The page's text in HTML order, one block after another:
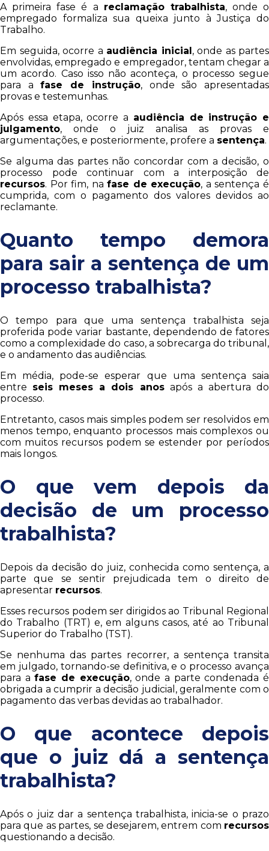
A primeira fase é a reclamação trabalhista, onde o
empregado formaliza sua queixa junto à Justiça do
Trabalho.
Em seguida, ocorre a audiência inicial, onde as partes
envolvidas, empregado e empregador, tentam chegar a
um acordo. Caso isso não aconteça, o processo segue
para afase de instrução, onde são apresentadas
provas e testemunhas.
Após essa etapa, ocorre a audiência de instrução e
julgamento, onde o juiz analisa as provas e
argumentações, e posteriormente, profere a sentença.
Se alguma das partes não concordar com a decisão, o
processo pode continuar com a interposição de
recursos. Por fim, nafase de execução, a sentença é
cumprida, com o pagamento dos valores devidos ao
reclamante.
Quanto tempo demora
para sair a sentença de um
processo trabalhista?
O tempo para que uma sentença trabalhista seja
proferida pode variar bastante, dependendo de fatores
como a complexidade do caso, a sobrecarga do tribunal,
e o andamento das audiências.
Em média, pode-se esperar que uma sentença saia
entre seis meses a dois anosapós a abertura do
processo.
Entretanto, casos mais simples podem ser resolvidos em
menos tempo, enquanto processos mais complexos ou
com muitos recursos podem se estender por períodos
mais longos.
O que vem depois da
decisão de um processo
trabalhista?
Depois da decisão do juiz, conhecida como sentença, a
parte que se sentir prejudicada tem o direito de
apresentar recursos.
Esses recursos podem ser dirigidos ao Tribunal Regional
do Trabalho (TRT) e, em alguns casos, até ao Tribunal
Superior do Trabalho (TST).
Se nenhuma das partes recorrer, a sentença transita
em julgado, tornando-se definitiva, e o processo avança
para afase de execução, onde a parte condenada é
obrigada a cumprir a decisão judicial, geralmente com o
pagamento das verbas devidas ao trabalhador.
O que acontece depois
que o juiz dá a sentença
trabalhista?
Após o juiz dar a sentença trabalhista, inicia-se o prazo
para que as partes, se desejarem, entrem com recursos
questionando a decisão.